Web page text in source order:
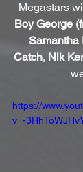
Megastars
Boy George
Samantha
Catch, Nik
https://
v=-